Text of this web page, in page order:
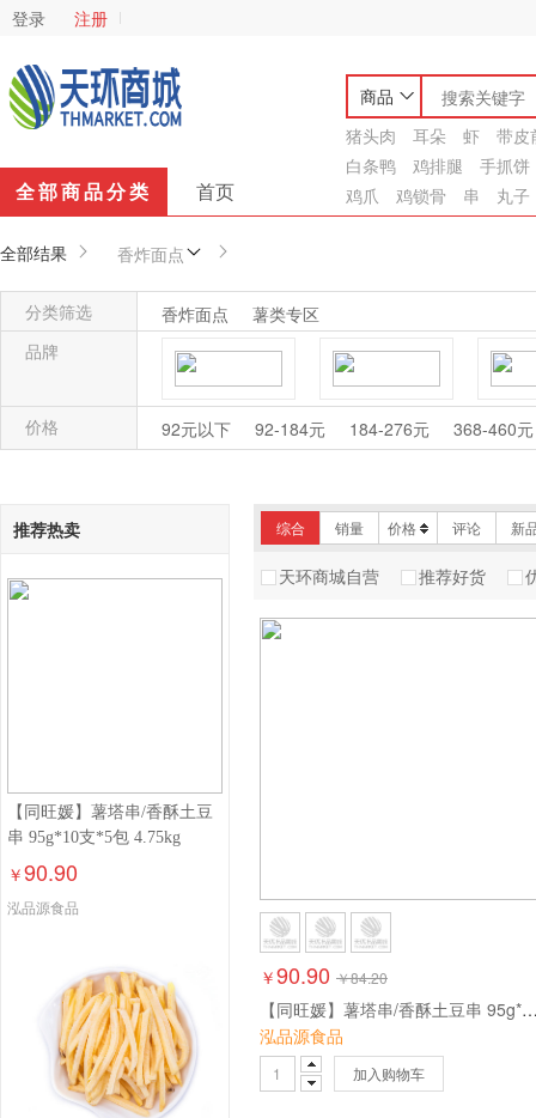
登录 注册
商品
猪头肉
耳朵 虾
带皮
白条鸭
鸡排腿
手抓饼
鸡爪
鸡锁骨 串 丸子
全部商品分类 首页
全部结果 香炸面点
分类筛选 香炸面点
薯类专区
品牌
安井 海霸王 千
香渢阁
尝發
价格 92元以下 92-184元 184-276元 368-460元
推荐热卖
【同旺媛】薯塔串/香酥土豆
串 95g*10支*5包 4.75kg
￥90.90
泓品源食品
综合 销量 价格 评论 新
天环商城自营 推荐好货
￥90.90 ￥84.20
【同旺媛】薯塔串/香酥土豆串
泓品源食品
加入购物车